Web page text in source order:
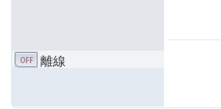
離線